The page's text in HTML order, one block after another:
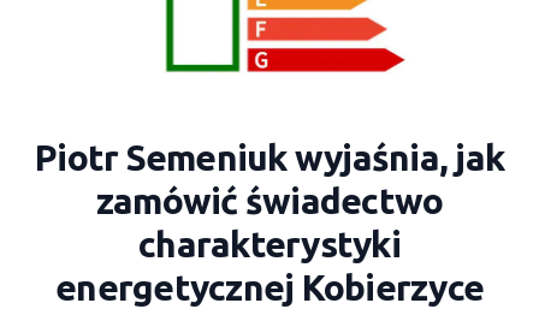
Piotr Semeniuk wyjaśnia, jak
zamówić świadectwo
charakterystyki
energetycznej Kobierzyce